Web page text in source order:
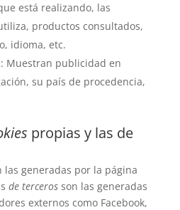
está realizando, las
productos consultados,
idioma, etc.
Muestran publicidad en
su país de procedencia,
propias y las de
las generadas por la página
de tercerosson las generadas
externos como Facebook,